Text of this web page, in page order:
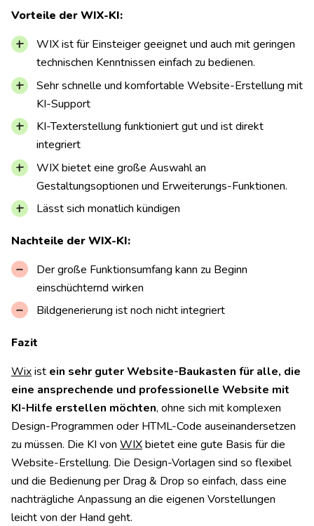
Vorteile der WIX-KI:
WIX ist für Einsteiger geeignet und auch mit geringen
technischen Kenntnissen einfach zu bedienen.
Sehr schnelle und komfortable Website-Erstellung mit
KI-Support
KI-Texterstellung funktioniert gut und ist direkt
integriert
WIX bietet eine große Auswahl an
Gestaltungsoptionen und Erweiterungs-Funktionen.
Lässt sich monatlich kündigen
Nachteile der WIX-KI:
Der große Funktionsumfang kann zu Beginn
einschüchternd wirken
Bildgenerierung ist noch nicht integriert
Fazit
Wixist ein sehr guter Website-Baukasten für alle, die
eine ansprechende und professionelle Website mit
KI-Hilfe erstellen möchten, ohne sich mit komplexen
Design-Programmen oder HTML-Code auseinandersetzen
zu müssen. Die KI von WIXbietet eine gute Basis für die
Website-Erstellung. Die Design-Vorlagen sind so flexibel
und die Bedienung per Drag & Drop so einfach, dass eine
nachträgliche Anpassung an die eigenen Vorstellungen
leicht von der Hand geht.